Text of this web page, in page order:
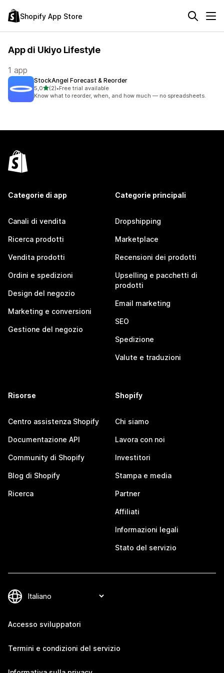
Shopify App Store
App di Ukiyo Lifestyle
1 app
StockAngel Forecast & Reorder
5,0stelle su 5
(2)
2 recensioni totali
•Free trial available
Know what to reorder, when, and how much — no spreadsheets.
Categorie di app
Canali di vendita
Ricerca prodotti
Vendita prodotti
Ordini e spedizioni
Design del negozio
Marketing e conversioni
Gestione del negozio
Categorie principali
Dropshipping
Marketplace
Recensioni dei prodotti
Upselling e pacchetti di
prodotti
Email marketing
SEO
Spedizione
Valute e traduzioni
Risorse
Centro assistenza Shopify
Documentazione API
Community di Shopify
Blog di Shopify
Ricerca
Shopify
Chi siamo
Lavora con noi
Investitori
Stampa e media
Partner
Affiliati
Informazioni legali
Stato del servizio
Accesso sviluppatori
Termini e condizioni del servizio